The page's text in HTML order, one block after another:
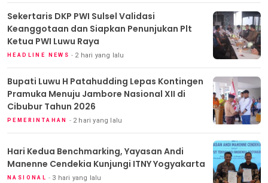
Sekertaris DKP PWI Sulsel Validasi
Keanggotaan dan Siapkan Penunjukan Plt
Ketua PWI Luwu Raya
HEADLINE NEWS 2 hari yang lalu
Bupati Luwu H Patahudding Lepas Kontingen
Pramuka Menuju Jambore Nasional XII di
Cibubur Tahun 2026
PEMERINTAHAN 2 hari yang lalu
Hari Kedua Benchmarking, Yayasan Andi
Manenne Cendekia Kunjungi ITNY Yogyakarta
NASIONAL 3 hari yang lalu